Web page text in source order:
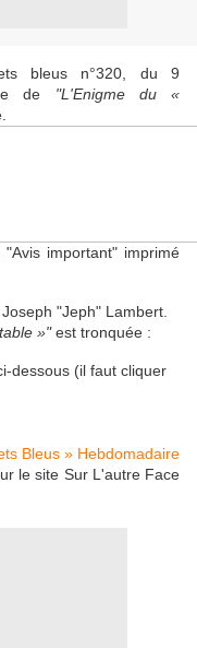
bleus n°320, du 9
de "L'Enigme du «
important" imprimé
"Jeph" Lambert.
»" est tronquée :
dessous (il faut cliquer
Bleus » Hebdomadaire
le site Sur L'autre Face